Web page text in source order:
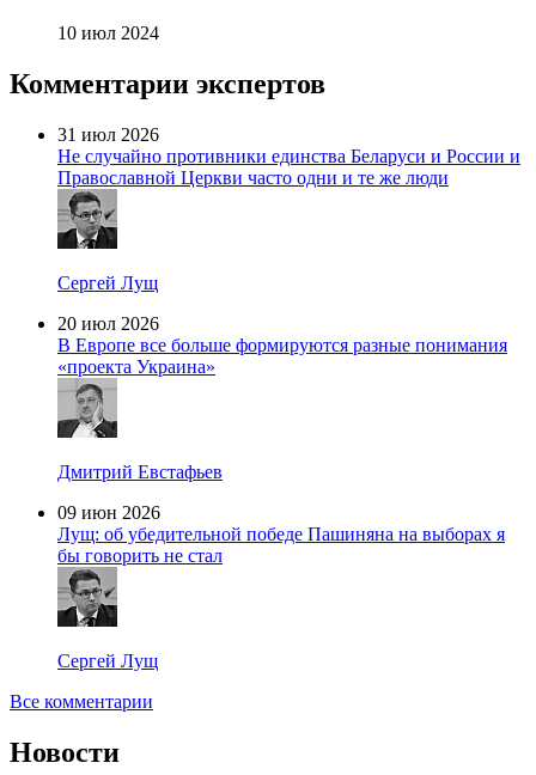
10 июл 2024
Комментарии экспертов
31 июл 2026
Не случайно противники единства Беларуси и России и
Православной Церкви часто одни и те же люди
Сергей Лущ
20 июл 2026
В Европе все больше формируются разные понимания
«проекта Украина»
Дмитрий Евстафьев
09 июн 2026
Лущ: об убедительной победе Пашиняна на выборах я
бы говорить не стал
Сергей Лущ
Все комментарии
Новости